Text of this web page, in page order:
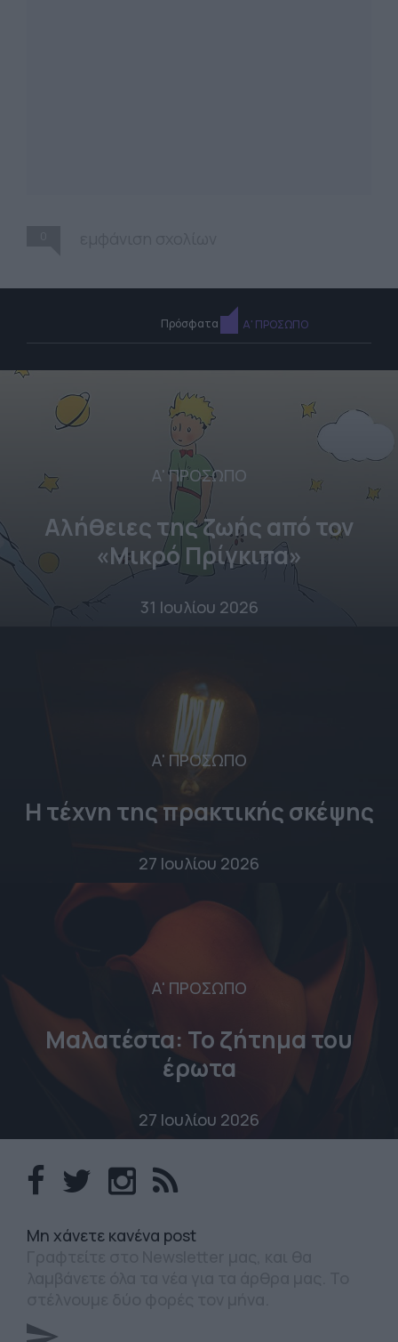
Πρόσφατα Α' ΠΡΟΣΩΠΟ
Α' ΠΡΟΣΩΠΟ
Αλήθειες της ζωής από τον
«Μικρό Πρίγκιπα»
31 Ιουλίου 2026
Α' ΠΡΟΣΩΠΟ
Η τέχνη της πρακτικής σκέψης
27 Ιουλίου 2026
Α' ΠΡΟΣΩΠΟ
Μαλατέστα: Το ζήτημα του
έρωτα
27 Ιουλίου 2026
Mη χάνετε κανένα post